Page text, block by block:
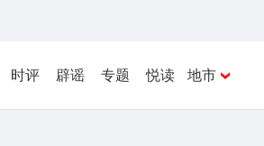
时评 辟谣 专题 悦读 地市